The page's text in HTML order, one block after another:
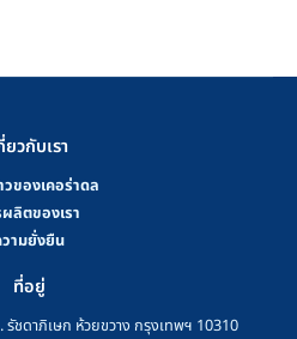
ยวกับเรา
วของเคอร่าดล
ลิตของเรา
ามยั่งยืน
ที่อยู่
ชดาภิเษก ห้วยขวาง กรุงเทพฯ 10310